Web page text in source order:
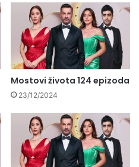
Mostovi života 124 epizoda
23/12/2024